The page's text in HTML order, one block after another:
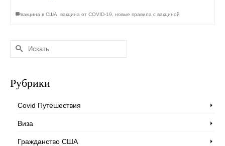
вакцина в США вакцина от COVID-19 новые правила с вакциной
Искать:
Рубрики
Covid Путешествия
Виза
Гражданство США